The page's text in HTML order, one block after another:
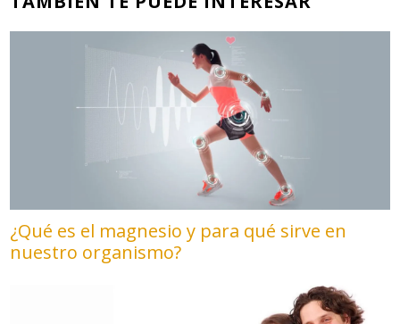
¿Qué es el magnesio y para qué sirve en
nuestro organismo?